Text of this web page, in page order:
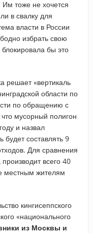
Им тоже не хочется
в свалку для
власти в России
избрать свою
бы это
решает «вертикаль
области по
по обращению с
что мусорный полигон
и назвал
будет составлять 9
Для сравнения
всего 40
местным жителям
кингисеппского
«национального
из Москвы и